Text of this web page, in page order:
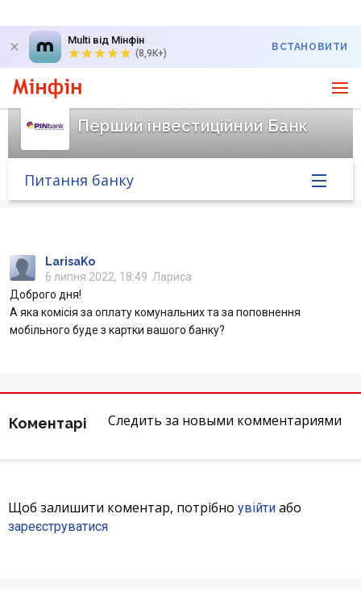
Multi від Мінфін
(8,9K+)
ВСТАНОВИТИ
Перший інвестиційний Банк
Банк у новинах
Курс валют у банку
Питання банку
Кредити для бізнеса
Відділення і банкомати
LarisaKo
6 липня 2022, 18:49 Лариса
Доброго дня!
А яка комісія за оплату комунальних та за поповнення
мобільного буде з картки вашого банку?
Следить за новыми комментариями
Коментарі
Щоб залишити коментар, потрібно увійти або
зареєструватися